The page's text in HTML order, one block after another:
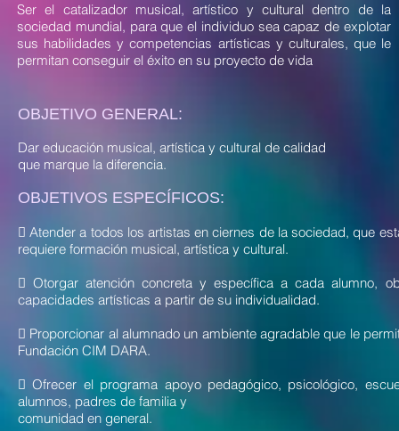
Ser el catalizador musical, artístico y cultural dentro de la
sociedad mundial, para que el individuo sea capaz de explotar
sus habilidades y competencias artísticas y culturales, que le
permitan conseguir el éxito en su proyecto de vida
OBJETIVO GENERAL:
Dar educación musical, artística y cultural de calidad
que marque la diferencia.
OBJETIVOS ESPECÍFICOS:
 Atender a todos los artistas en ciernes de la sociedad, que
requiere formación musical, artística y cultural.
 Otorgar atención concreta y específica a cada alumno,
capacidades artísticas a partir de su individualidad.
 Proporcionar al alumnado un ambiente agradable que le
Fundación CIM DARA.
 Ofrecer el programa apoyo pedagógico, psicológico,
alumnos, padres de familia y
comunidad en general.